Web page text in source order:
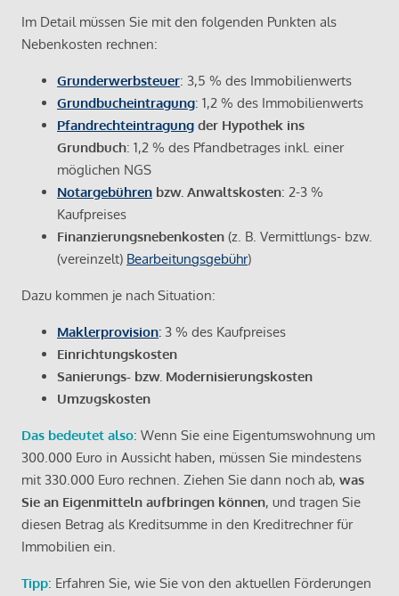
Im Detail müssen Sie mit den folgenden Punkten als
Nebenkosten rechnen:
Grunderwerbsteuer: 3,5 % des Immobilienwerts
Grundbucheintragung: 1,2 % des Immobilienwerts
Pfandrechteintragung der Hypothek ins
Grundbuch: 1,2 % des Pfandbetrages inkl. einer
möglichen NGS
Notargebühren bzw. Anwaltskosten: 2-3 %
Kaufpreises
Finanzierungsnebenkosten (z. B. Vermittlungs- bzw.
(vereinzelt) Bearbeitungsgebühr)
Dazu kommen je nach Situation:
Maklerprovision: 3 % des Kaufpreises
Einrichtungskosten
Sanierungs- bzw. Modernisierungskosten
Umzugskosten
Das bedeutet also: Wenn Sie eine Eigentumswohnung um
300.000 Euro in Aussicht haben, müssen Sie mindestens
mit 330.000 Euro rechnen. Ziehen Sie dann noch ab, was
Sie an Eigenmitteln aufbringen können, und tragen Sie
diesen Betrag als Kreditsumme in den Kreditrechner für
Immobilien ein.
Tipp: Erfahren Sie, wie Sie von den aktuellen Förderungen